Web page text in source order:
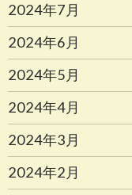
2024年7月
2024年6月
2024年5月
2024年4月
2024年3月
2024年2月